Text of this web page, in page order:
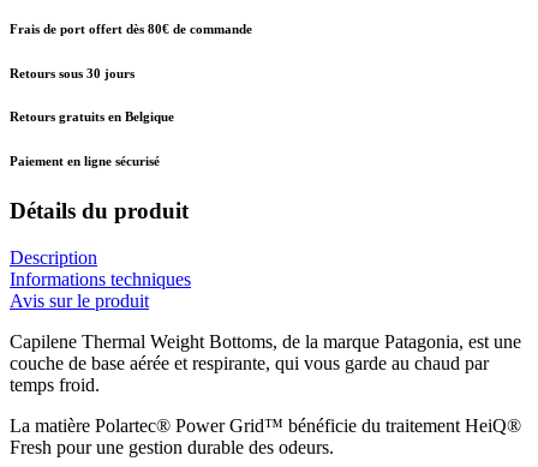
Frais de port offert dès 80€ de commande
Retours sous 30 jours
Retours gratuits en Belgique
Paiement en ligne sécurisé
Détails du produit
Description
Informations techniques
Avis sur le produit
Capilene Thermal Weight Bottoms, de la marque Patagonia, est une
couche de base aérée et respirante, qui vous garde au chaud par
temps froid.
La matière Polartec® Power Grid™ bénéficie du traitement HeiQ®
Fresh pour une gestion durable des odeurs.